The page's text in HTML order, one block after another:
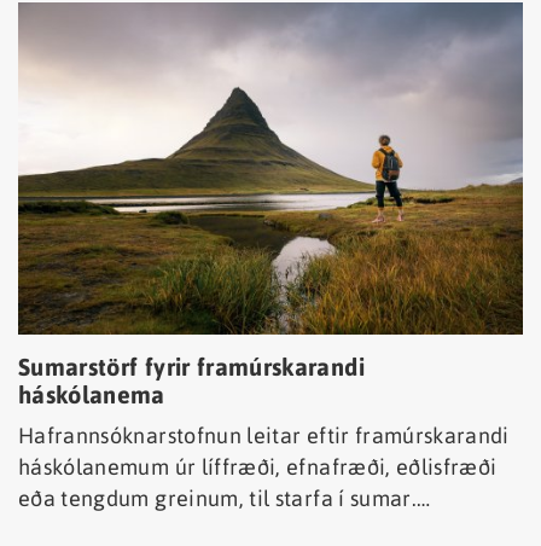
Sumarstörf fyrir framúrskarandi
háskólanema
Hafrannsóknarstofnun leitar eftir framúrskarandi
háskólanemum úr líffræði, efnafræði, eðlisfræði
eða tengdum greinum, til starfa í sumar.